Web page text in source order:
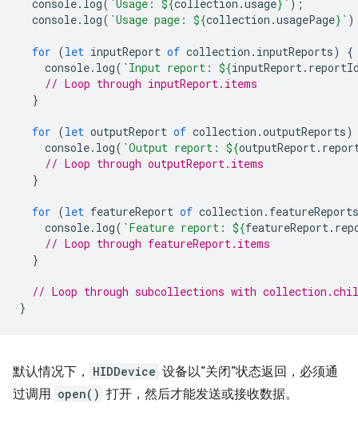
console. log( `Usage: ${collection .usage} ` );
console. log( `Usage page: ${collection .usagePage} `
for (let inputReport of collection . inputReports)
{
console. log( `Input report: ${inputReport.
// Loop through inputReport.items
}
for (let outputReport of collection .outputReports)
console. log( `Output report: ${outputReport.
// Loop through outputReport.items
}
for (let featureReport of collection . featureReports
console. log( `Feature report: ${featureReport.
// Loop through featureReport.items
}
// Loop through subcollections with
}
默认情况下， HIDDevice 设备以“关闭”状态返回，必须通
过调用 open() 打开，然后才能发送或接收数据。